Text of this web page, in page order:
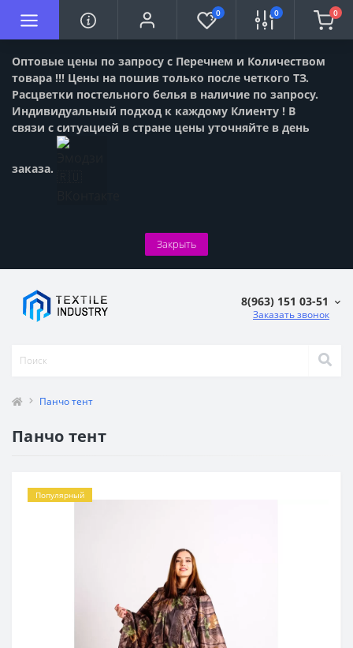
Оптовые цены по запросу с Перечнем и Количеством
товара !!! Цены на пошив только после четкого ТЗ.
Расцветки постельного белья в наличие по запросу.
Индивидуальный подход к каждому Клиенту ! В
связи с ситуацией в стране цены уточняйте в день
заказа.
Закрыть
0 0 0
8(963) 151 03-51
Заказать звонок
Панчо тент
Панчо тент
Популярный